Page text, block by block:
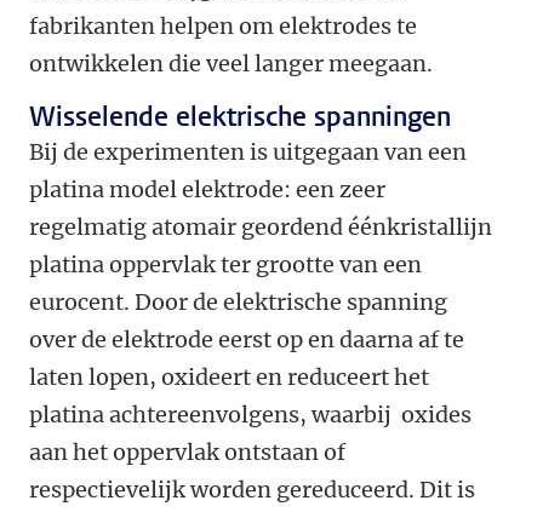
fabrikanten helpen om elektrodes te
ontwikkelen die veel langer meegaan.
Wisselende elektrische spanningen
Bij de experimenten is uitgegaan van een
platina model elektrode: een zeer
regelmatig atomair geordend éénkristallijn
platina oppervlak ter grootte van een
eurocent. Door de elektrische spanning
over de elektrode eerst op en daarna af te
laten lopen, oxideert en reduceert het
platina achtereenvolgens, waarbij oxides
aan het oppervlak ontstaan of
respectievelijk worden gereduceerd. Dit is